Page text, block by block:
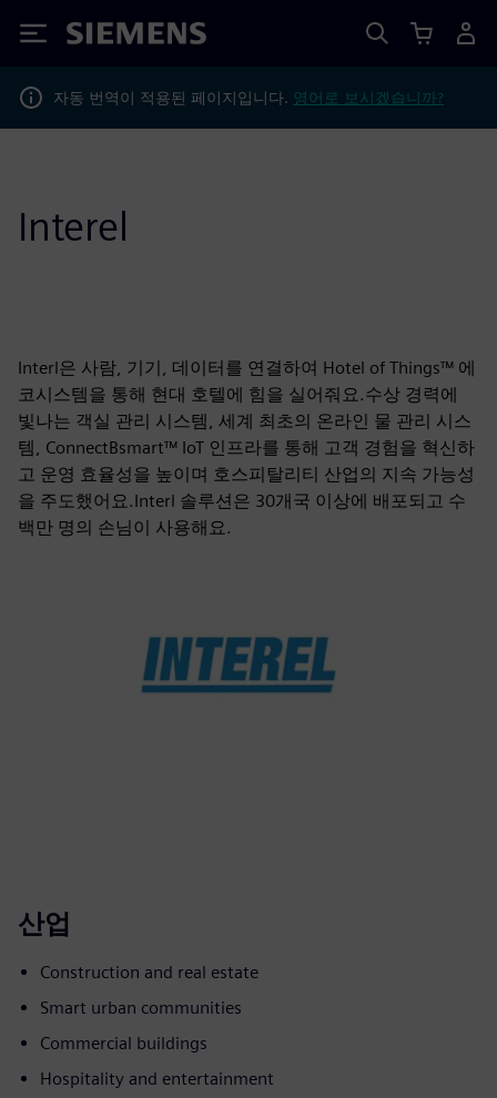
Siemens
자동 번역이 적용된 페이지입니다. 영어로 보시겠습니까?
Interel
Interl은 사람, 기기, 데이터를 연결하여 Hotel of Things™ 에
코시스템을 통해 현대 호텔에 힘을 실어줘요.수상 경력에
빛나는 객실 관리 시스템, 세계 최초의 온라인 물 관리 시스
템, ConnectBsmart™ IoT 인프라를 통해 고객 경험을 혁신하
고 운영 효율성을 높이며 호스피탈리티 산업의 지속 가능성
을 주도했어요.Interl 솔루션은 30개국 이상에 배포되고 수
백만 명의 손님이 사용해요.
산업
Construction and real estate
Smart urban communities
Commercial buildings
Hospitality and entertainment